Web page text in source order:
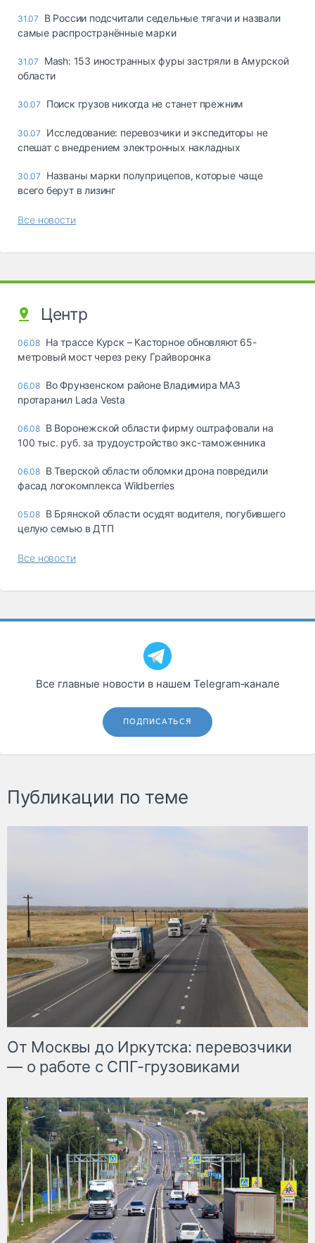
31.07
В России подсчитали седельные тягачи и назвали
самые распространённые марки
31.07
Mash: 153 иностранных фуры застряли в Амурской
области
30.07 Поиск грузов никогда не станет прежним
30.07
Исследование: перевозчики и экспедиторы не
спешат с внедрением электронных накладных
30.07
Названы марки полуприцепов, которые чаще
всего берут в лизинг
Все новости
Центр
06.08 На трассе Курск – Касторное обновляют 65-
метровый мост через реку Грайворонка
06.08 Во Фрунзенском районе Владимира МАЗ
протаранил Lada Vesta
06.08 В Воронежской области фирму оштрафовали на
100 тыс. руб. за трудоустройство экс-таможенника
06.08 В Тверской области обломки дрона повредили
фасад логокомплекса Wildberries
05.08 В Брянской области осудят водителя, погубившего
целую семью в ДТП
Все новости
Все главные новости в нашем Telegram‑канале
ПОДПИСАТЬСЯ
Публикации по теме
От Москвы до Иркутска: перевозчики
— о работе с СПГ-грузовиками